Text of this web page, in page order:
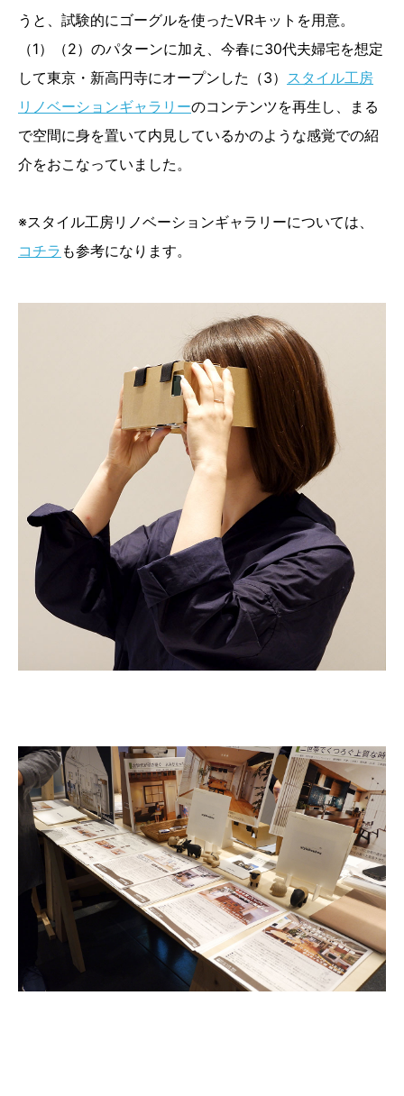
うと、試験的にゴーグルを使ったVRキットを用意。
（1）（2）のパターンに加え、今春に30代夫婦宅を想定
して東京・新高円寺にオープンした（3） スタイル工房
リノベーションギャラリーのコンテンツを再生し、まる
で空間に身を置いて内見しているかのような感覚での紹
介をおこなっていました。
※スタイル工房リノベーションギャラリーについては、
コチラ も参考になります。